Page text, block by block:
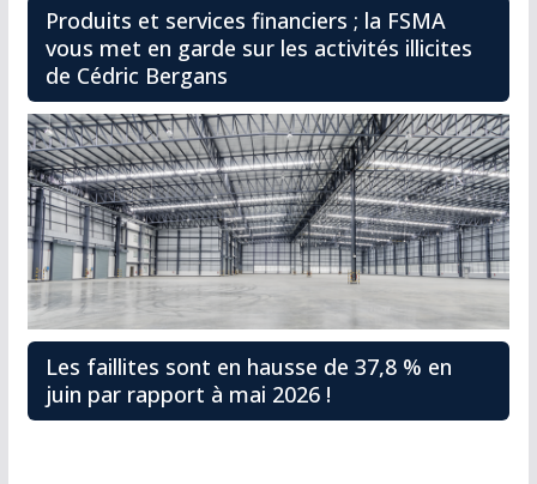
Produits et services financiers ; la FSMA
vous met en garde sur les activités illicites
de Cédric Bergans
Les faillites sont en hausse de 37,8 % en
juin par rapport à mai 2026 !